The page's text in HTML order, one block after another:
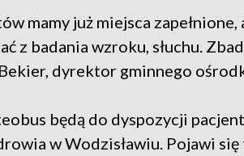
mamy już miejsca
z badania wzroku, słuchu.
dyrektor gminnego
będą do dyspozycji
w Wodzisławiu. Pojawi